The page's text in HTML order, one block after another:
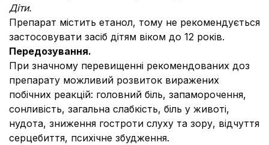
Діти.
Препарат містить етанол, тому не рекомендується
застосовувати засіб дітям віком до 12 років.
Передозування.
При значному перевищенні рекомендованих доз
препарату можливий розвиток виражених
побічних реакцій: головний біль, запаморочення,
сонливість, загальна слабкість, біль у животі,
нудота, зниження гостроти слуху та зору, відчуття
серцебиття, психічне збудження.